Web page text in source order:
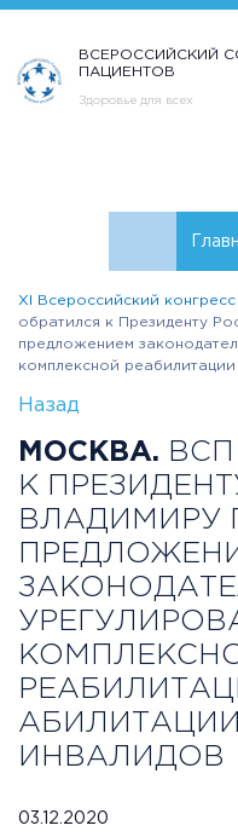
ВСЕРОССИЙСКИЙ
ПАЦИЕНТОВ
Здоровье для всех
Контакты
XI Всероссийский конгресс
обратился к Президенту
предложением
комплексной
Назад
МОСКВА.
К
ВЛАДИМИРУ
АБИЛИТАЦИИ
ИНВАЛИДОВ
03.12.2020